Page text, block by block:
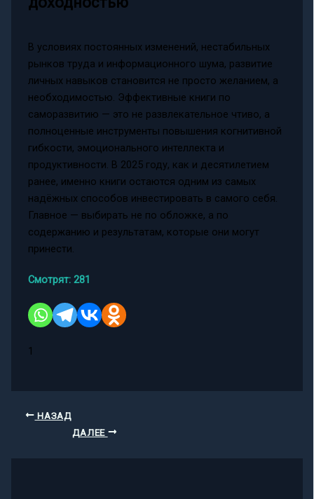
В условиях постоянных изменений, нестабильных
рынков труда и информационного шума, развитие
личных навыков становится не просто желанием, а
необходимостью. Эффективные книги по
саморазвитию — это не развлекательное чтиво, а
полноценные инструменты повышения когнитивной
гибкости, эмоционального интеллекта и
продуктивности. В 2025 году, как и десятилетием
ранее, именно книги остаются одним из самых
надёжных способов инвестировать в самого себя.
Главное — выбирать не по обложке, а по
содержанию и результатам, которые они могут
принести.
Смотрят: 281
1
НАЗАД
ДАЛЕЕ